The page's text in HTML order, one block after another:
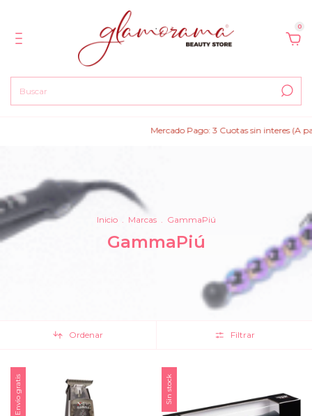
0
Mercado Pago: 3 Cuotas sin interes (A
Inicio . Marcas . GammaPiú
GammaPiú
Ordenar Filtrar
Envío gratis Sin stock